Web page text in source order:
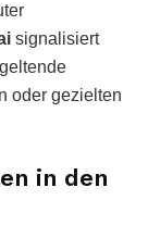
signalisiert
oder gezielten
in den